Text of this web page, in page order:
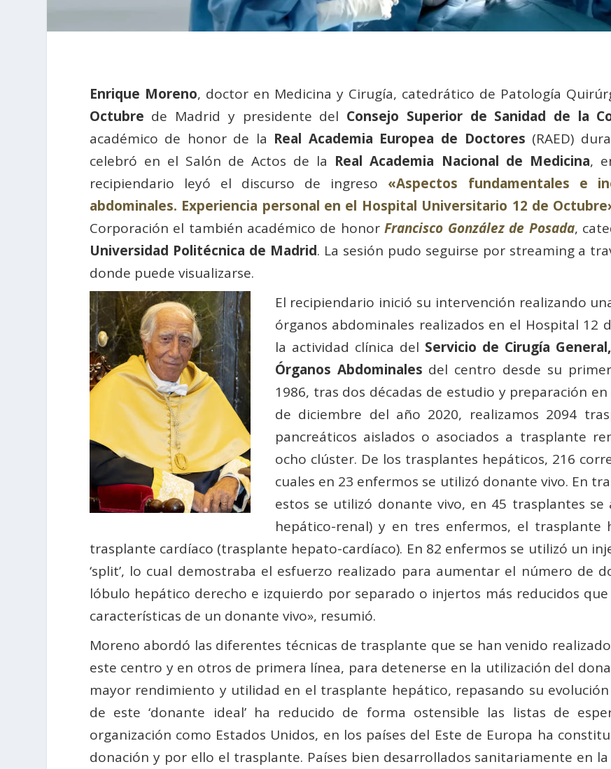
Enrique Moreno, doctor en Medicina y Cirugía, catedrático de Patología
Octubre de Madrid y presidente del Consejo Superior de Sanidad de la
académico de honor de la Real Academia Europea de Doctores (RAED)
celebró en el Salón de Actos de la Real Academia Nacional de Medicina,
recipiendario leyó el discurso de ingreso «Aspectos fundamentales e
abdominales. Experiencia personal en el Hospital Universitario 12 de
Corporación el también académico de honorFrancisco González de Posada,
Universidad Politécnica de Madrid. La sesión pudo seguirse por streaming a
donde puede visualizarse.
El recipiendario inició su intervención realizando
órganos abdominales realizados en el Hospital 12
la actividad clínica del Servicio de Cirugía
Órganos Abdominales del centro desde su
1986, tras dos décadas de estudio y preparación
de diciembre del año 2020, realizamos 2094
pancreáticos aislados o asociados a trasplante
ocho clúster. De los trasplantes hepáticos, 216
cuales en 23 enfermos se utilizó donante vivo. En
estos se utilizó donante vivo, en 45 trasplantes
hepático-renal) y en tres enfermos, el trasplante
trasplante cardíaco (trasplante hepato-cardíaco). En 82 enfermos se utilizó un
‘split’, lo cual demostraba el esfuerzo realizado para aumentar el número de
lóbulo hepático derecho e izquierdo por separado o injertos más reducidos
características de un donante vivo», resumió.
Moreno abordó las diferentes técnicas de trasplante que se han venido
este centro y en otros de primera línea, para detenerse en la utilización del
mayor rendimiento y utilidad en el trasplante hepático, repasando su
de este ‘donante ideal’ ha reducido de forma ostensible las listas de
organización como Estados Unidos, en los países del Este de Europa ha
donación y por ello el trasplante. Países bien desarrollados sanitariamente en